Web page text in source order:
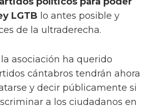
LGTB lo antes posible y
de la ultraderecha.
asociación ha querido
cántabros tendrán ahora
y decir públicamente si
a los ciudadanos en